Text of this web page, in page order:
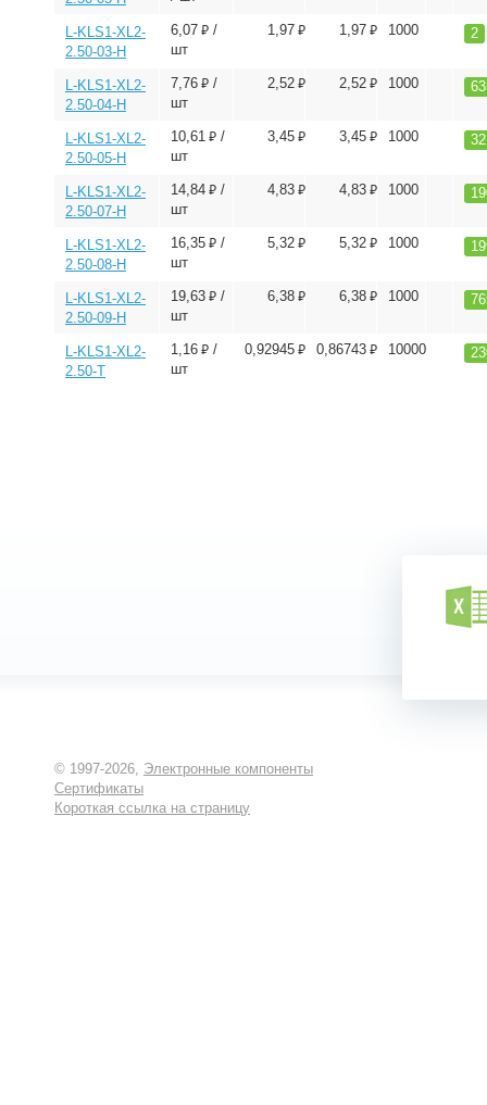
L-KLS1-XL2-
2.50-03-H
6,07 ⃏ /
шт
1,97 ⃏ 1,97 ⃏ 1000 2
L-KLS1-XL2-
2.50-04-H
7,76 ⃏ /
шт
2,52 ⃏ 2,52 ⃏ 1000
L-KLS1-XL2-
2.50-05-H
10,61 ⃏ /
шт
3,45 ⃏ 3,45 ⃏ 1000 32
L-KLS1-XL2-
2.50-07-H
14,84 ⃏ /
шт
4,83 ⃏ 4,83 ⃏ 1000
L-KLS1-XL2-
2.50-08-H
16,35 ⃏ /
шт
5,32 ⃏ 5,32 ⃏ 1000
L-KLS1-XL2-
2.50-09-H
19,63 ⃏ /
шт
6,38 ⃏ 6,38 ⃏ 1000
L-KLS1-XL2-
2.50-T
1,16 ⃏ /
шт
0,92945 ⃏ 0,86743 ⃏ 10000
© 1997-2026, Электронные компоненты
Сертификаты
Короткая ссылка на страницу